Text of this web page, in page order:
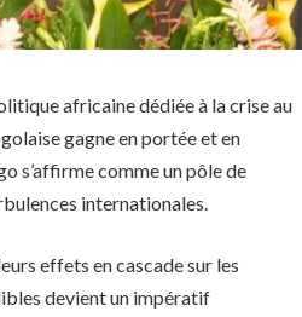
africaine dédiée à la crise au
gagne en portée et en
s’affirme comme un pôle de
internationales.
effets en cascade sur les
devient un impératif